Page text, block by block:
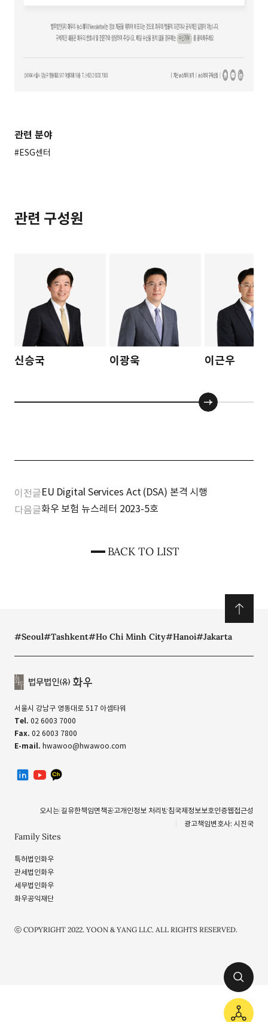
관련 분야
#ESG센터
관련 구성원
신승국 이광욱 이근우
이전글EU Digital Services Act (DSA) 본격 시행
BACK TO LIST
다음글화우 보험 뉴스레터 2023-5호
#Seoul#Tashkent#Ho Chi Minh City#Hanoi#Jakarta
서울시 강남구 영동대로 517 아셈타워
Tel. 02 6003 7000
Fax. 02 6003 7800
E-mail. hwawoo@hwawoo.com
Family Sites
특허법인화우
관세법인화우
세무법인화우
화우공익재단
오시는 길 유한책임면책공고개인정보 처리방침국제정보보호인증웹접근성
광고책임변호사: 시진국
ⓒ COPYRIGHT 2022. YOON & YANG LLC. ALL RIGHTS RESERVED.